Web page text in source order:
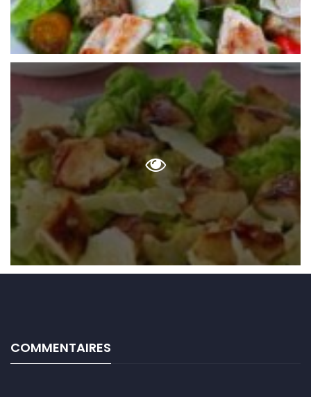
COMMENTAIRES